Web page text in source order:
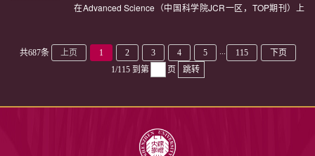
在Advanced Science（中国科学院JCR一区，TOP期刊）上
Multimodal Imaging-Guided Photodynamic-Photothermal
Synergistic Treatment and Immunogenic Death...
共687条 上页 1 2 3 4 5 ... 115
下页
1/115 到第 页 跳转